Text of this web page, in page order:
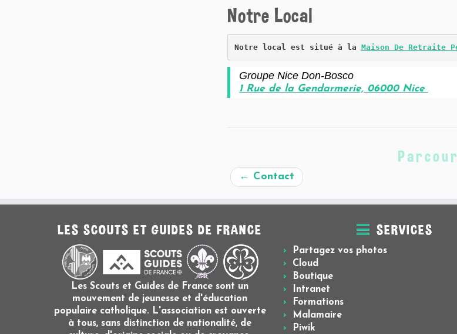
Notre Local
Notre local est situé à la Maison De Retraite
Groupe Nice Don-Bosco
1 Rue de la Gendarmerie, 06000 Nice
← Contact
LES SCOUTS ET GUIDES DE FRANCE
Les Scouts et Guides de France sont un
mouvement de jeunesse et d'éducation
populaire catholique. L'association est ouverte
à tous, sans distinction de nationalité, de
SERVICES
Partagez vos photos
Cloud
Boutique
Intranet
Formations
Malamaire
Piwik